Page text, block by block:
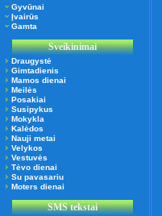
Gyvūnai
Įvairūs
Gamta
Sveikinimai
Draugystė
Gimtadienis
Mamos dienai
Meilės
Posakiai
Susipykus
Mokykla
Kalėdos
Nauji metai
Velykos
Vestuvės
Tėvo dienai
Su pavasariu
Moters dienai
SMS tekstai